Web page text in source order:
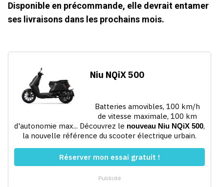
Disponible en précommande, elle devrait entamer
ses livraisons dans les prochains mois.